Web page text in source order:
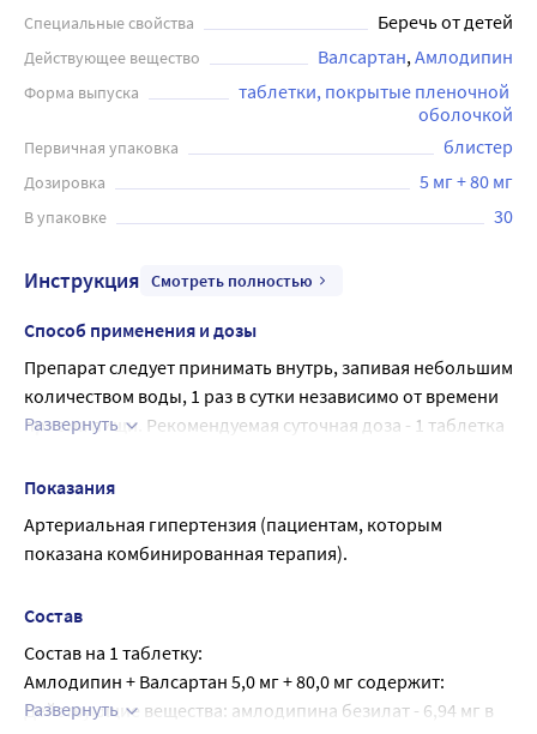
Специальные свойства Беречь от детей
Действующее вещество Валсартан Амлодипин
Форма выпуска
таблетки, покрытые пленочной
оболочкой
Первичная упаковка блистер
Дозировка 5 мг + 80 мг
В упаковке 30
Инструкция Смотреть полностью
Способ применения и дозы
Препарат следует принимать внутрь, запивая небольшим
количеством воды, 1 раз в сутки независимо от времени
приема пищи. Рекомендуемая суточная доза - 1 таблетка
амлодипин/валсартан в дозе 5мг/80 мг, 5мг/160 мг,
10мг/160 мг. Максимальная суточная доза - 10 мг/160 мг.
Начинать прием препарата рекомендуется с дозы 5 мг/80
мг 1 раз в сутки. Увеличивать дозу можно через 1-2
Доза препарата Амлодипин + Валсартан подбирается
после ранее проведенного титрования доз
монокомпонентных лекарственных препаратов,
содержащих действующие вещества, входящие в состав
Развернуть
Показания
Артериальная гипертензия (пациентам, которым
показана комбинированная терапия).
Состав
Состав на 1 таблетку:
Амлодипин + Валсартан 5,0 мг + 80,0 мг содержит:
Действующие вещества: амлодипина безилат - 6,94 мг в
Развернуть